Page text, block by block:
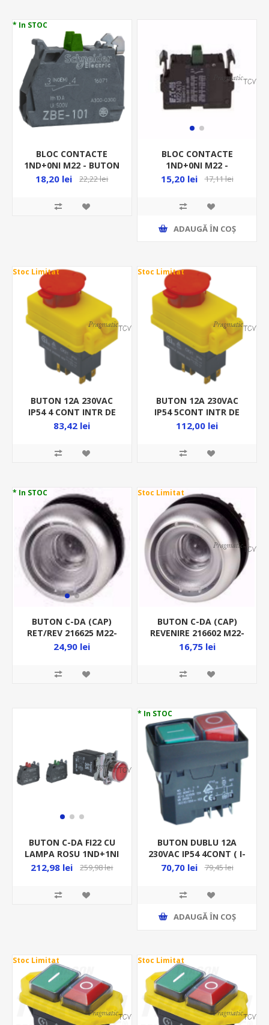
* In STOC
BLOC CONTACTE
1ND+0NI M22 - BUTON
C-DA ZBE101
18,20 lei 22,22 lei
BLOC CONTACTE
1ND+0NI M22 -
BUTON/SELECTOR C-DA
15,20 lei 17,11 lei
ADAUGĂ ȊN COŞ
Stoc Limitat
BUTON 12A 230VAC
IP54 4 CONT INTR DE
SIG CU RELEU GALBEN
83,42 lei
Stoc Limitat
BUTON 12A 230VAC
IP54 5CONT INTR DE
SIG CU RELEU GALBEN
112,00 lei
* In STOC
BUTON C-DA (CAP)
RET/REV 216625 M22-
DR-X FARA
24,90 lei
Stoc Limitat
BUTON C-DA (CAP)
REVENIRE 216602 M22-
D-X FARA
16,75 lei
BUTON C-DA FI22 CU
LAMPA ROSU 1ND+1NI
120V XB4BW3435
212,98 lei 259,98 lei
* In STOC
BUTON DUBLU 12A
230VAC IP54 4CONT ( I-
O) INTR DE SIG CU
70,70 lei 79,45 lei
ADAUGĂ ȊN COŞ
Stoc Limitat Stoc Limitat